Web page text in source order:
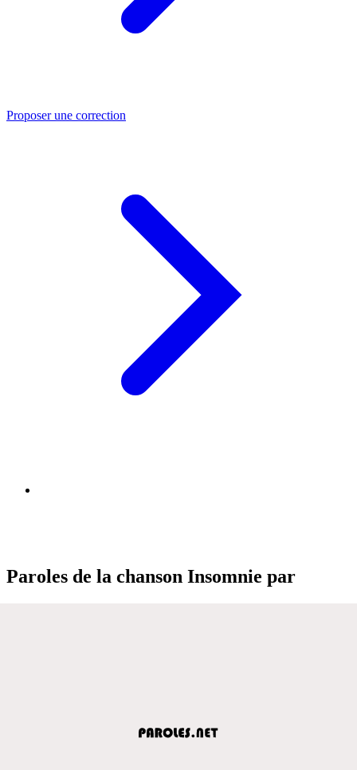
Proposer une correction
Paroles de la chanson Insomnie par